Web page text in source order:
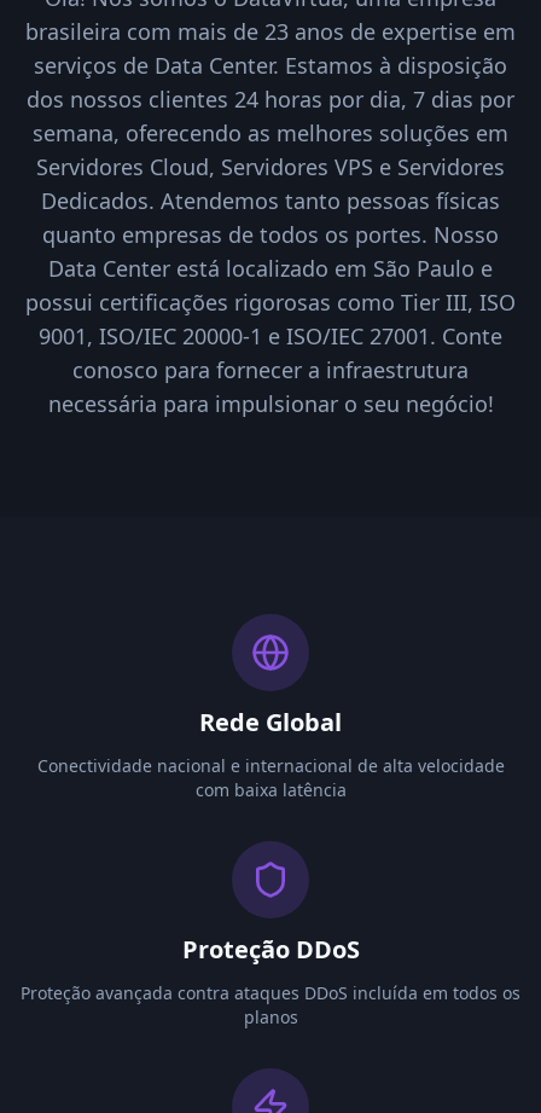
brasileira com mais de 23 anos de expertise em
serviços de Data Center. Estamos à disposição
dos nossos clientes 24 horas por dia, 7 dias por
semana, oferecendo as melhores soluções em
Servidores Cloud, Servidores VPS e Servidores
Dedicados. Atendemos tanto pessoas físicas
quanto empresas de todos os portes. Nosso
Data Center está localizado em São Paulo e
possui certificações rigorosas como Tier III, ISO
9001, ISO/IEC 20000-1 e ISO/IEC 27001. Conte
conosco para fornecer a infraestrutura
necessária para impulsionar o seu negócio!
Rede Global
Conectividade nacional e internacional de alta velocidade
com baixa latência
Proteção DDoS
Proteção avançada contra ataques DDoS incluída em todos os
planos